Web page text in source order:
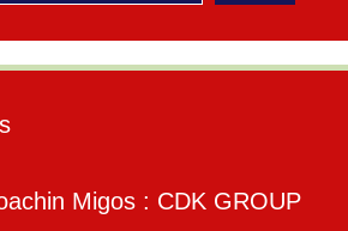
Migos : CDK GROUP